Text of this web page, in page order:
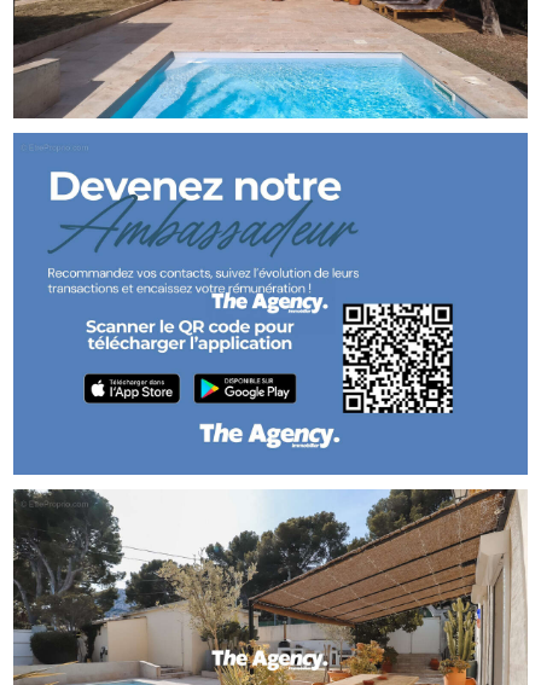
The Agency vous propose en exclusivité une maison de
146.26m²,
avec une grande terrasse et piscine.
La maison est composée de la façon suivante :
Au rez-de-chaussée :
Un salon / séjour avec salle à manger, une cuisine
indépendante, meublée et équipée, un cellier avec coin
buanderie,
une chambre, un dressing, une salle de bain avec double
vasque, baignoire et douche un WC indépendant.
Un grand pallier faisant office de salle de jeux et/ou
bureau, ainsi que deux chambres.
Le bien est équipé d'une climatisation réversible,
d'huisseries en PVC double vitrage,